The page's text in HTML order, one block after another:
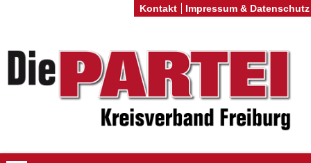
Kontakt Impressum & Datenschutz